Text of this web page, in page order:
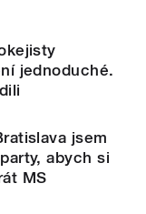
jednoduché.
jsem
abych si
MS